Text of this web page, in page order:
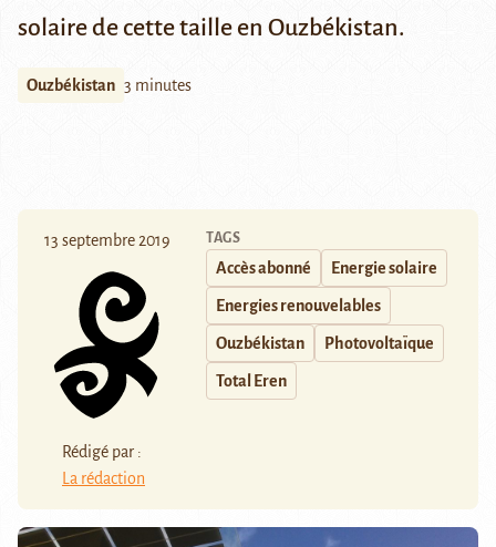
solaire de cette taille en Ouzbékistan.
Ouzbékistan 3 minutes
13 septembre 2019
Rédigé par :
La rédaction
TAGS
Accès abonné Energie solaire
Energies renouvelables
Ouzbékistan Photovoltaïque
Total Eren